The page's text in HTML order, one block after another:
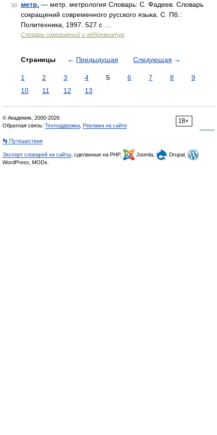
50 метр. — метр. метрология Словарь: С. Фадеев. Словарь
сокращений современного русского языка. С. Пб.:
Политехника, 1997. 527 с …
Словарь сокращений и аббревиатур
Страницы ← Предыдущая Следующая →
1 2 3 4 5 6 7 8
9
10
11 12 13
18+
© Академик, 2000-2026
Обратная связь: Техподдержка Реклама на сайте
👣 Путешествия
Экспорт словарей на сайты , сделанные на PHP, Joomla,
Drupal,
WordPress, MODx.